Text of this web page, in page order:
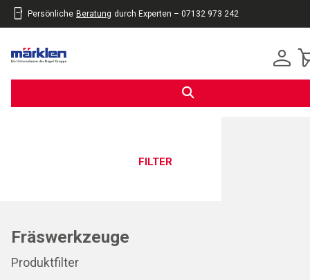
Persönliche Beratung durch Experten – 07132 973 242
FILTER
Fräswerkzeuge
Produktfilter